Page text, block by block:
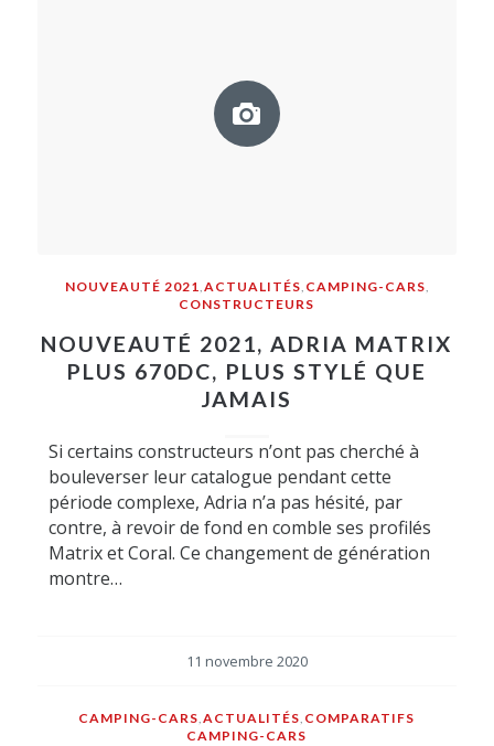
NOUVEAUTÉ 2021,ACTUALITÉS, CAMPING-CARS,
CONSTRUCTEURS
NOUVEAUTÉ 2021, ADRIA MATRIX
PLUS 670DC, PLUS STYLÉ QUE
JAMAIS
Si certains constructeurs n’ont pas cherché à
bouleverser leur catalogue pendant cette
période complexe, Adria n’a pas hésité, par
contre, à revoir de fond en comble ses profilés
Matrix et Coral. Ce changement de génération
montre…
11 novembre 2020
CAMPING-CARS,ACTUALITÉS, COMPARATIFS
CAMPING-CARS